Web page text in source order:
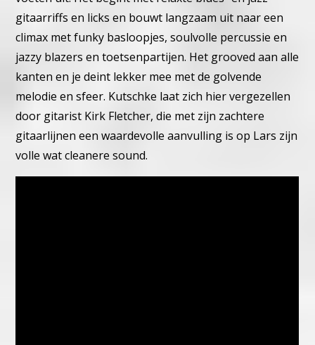
gitaarriffs en licks en bouwt langzaam uit naar een
climax met funky basloopjes, soulvolle percussie en
jazzy blazers en toetsenpartijen. Het grooved aan alle
kanten en je deint lekker mee met de golvende
melodie en sfeer. Kutschke laat zich hier vergezellen
door gitarist Kirk Fletcher, die met zijn zachtere
gitaarlijnen een waardevolle aanvulling is op Lars zijn
volle wat cleanere sound.